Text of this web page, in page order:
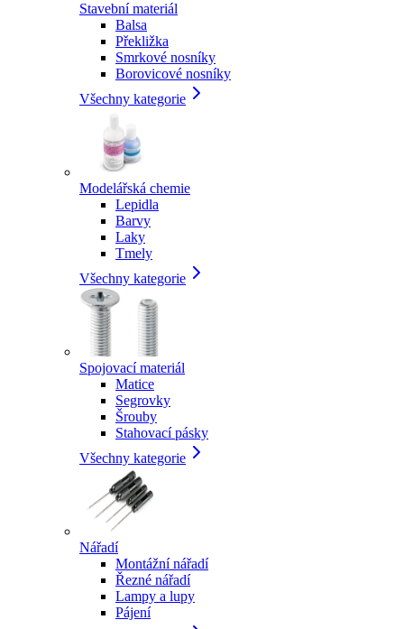
Stavební materiál
Balsa
Překližka
Smrkové nosníky
Borovicové nosníky
Všechny kategorie
Modelářská chemie
Lepidla
Barvy
Laky
Tmely
Všechny kategorie
Spojovací materiál
Matice
Segrovky
Šrouby
Stahovací pásky
Všechny kategorie
Nářadí
Montážní nářadí
Řezné nářadí
Lampy a lupy
Pájení